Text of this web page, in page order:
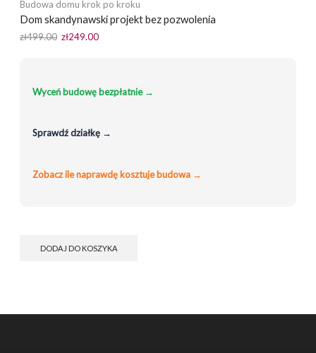
Budowa domu krok po kroku
Dom skandynawski projekt bez pozwolenia
zł499.00 Pierwotna
zł249.00Aktualna
Wyceń budowę bezpłatnie →
Sprawdź działkę →
Zobacz ile naprawdę kosztuje budowa →
DODAJ DO KOSZYKA